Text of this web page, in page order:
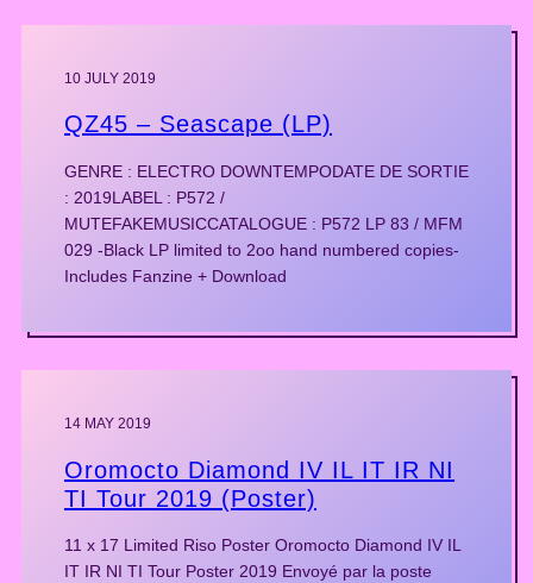
10 JULY 2019
QZ45 – Seascape (LP)
GENRE : ELECTRO DOWNTEMPODATE DE SORTIE
: 2019LABEL : P572 /
MUTEFAKEMUSICCATALOGUE : P572 LP 83 / MFM
029 -Black LP limited to 2oo hand numbered copies-
Includes Fanzine + Download
14 MAY 2019
Oromocto Diamond IV IL IT IR NI
TI Tour 2019 (Poster)
11 x 17 Limited Riso Poster Oromocto Diamond IV IL
IT IR NI TI Tour Poster 2019 Envoyé par la poste